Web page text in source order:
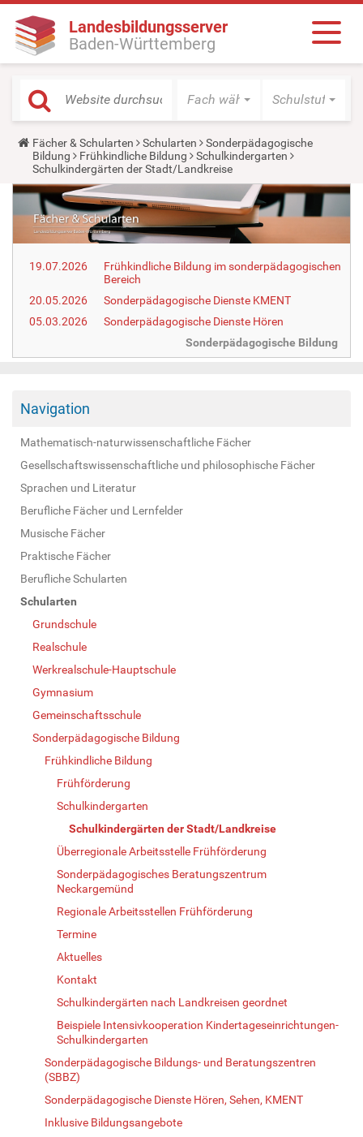
Landesbildungsserver
Baden-Württemberg
Fach wählen Schulstufe
Y
o
u
a
r
h
e
r
:
Fächer & Schularten Schularten
Sonderpädagogische
Bildung
Frühkindliche Bildung
Schulkindergarten
Schulkindergärten der Stadt/Landkreise
19.07.2026
Frühkindliche Bildung im sonderpädagogischen
Bereich
20.05.2026
Sonderpädagogische Dienste KMENT
05.03.2026
Sonderpädagogische Dienste Hören
Sonderpädagogische Bildung
Navigation
Mathematisch-naturwissenschaftliche Fächer
Gesellschaftswissenschaftliche und philosophische Fächer
Sprachen und Literatur
Berufliche Fächer und Lernfelder
Musische Fächer
Praktische Fächer
Berufliche Schularten
Schularten
Grundschule
Realschule
Werkrealschule-Hauptschule
Gymnasium
Gemeinschaftsschule
Sonderpädagogische Bildung
Frühkindliche Bildung
Frühförderung
Schulkindergarten
Schulkindergärten der Stadt/Landkreise
Überregionale Arbeitsstelle Frühförderung
Sonderpädagogisches Beratungszentrum
Neckargemünd
Regionale Arbeitsstellen Frühförderung
Termine
Aktuelles
Kontakt
Schulkindergärten nach Landkreisen geordnet
Beispiele Intensivkooperation Kindertageseinrichtungen-
Schulkindergarten
Sonderpädagogische Bildungs- und Beratungszentren
(SBBZ)
Sonderpädagogische Dienste Hören, Sehen, KMENT
Inklusive Bildungsangebote